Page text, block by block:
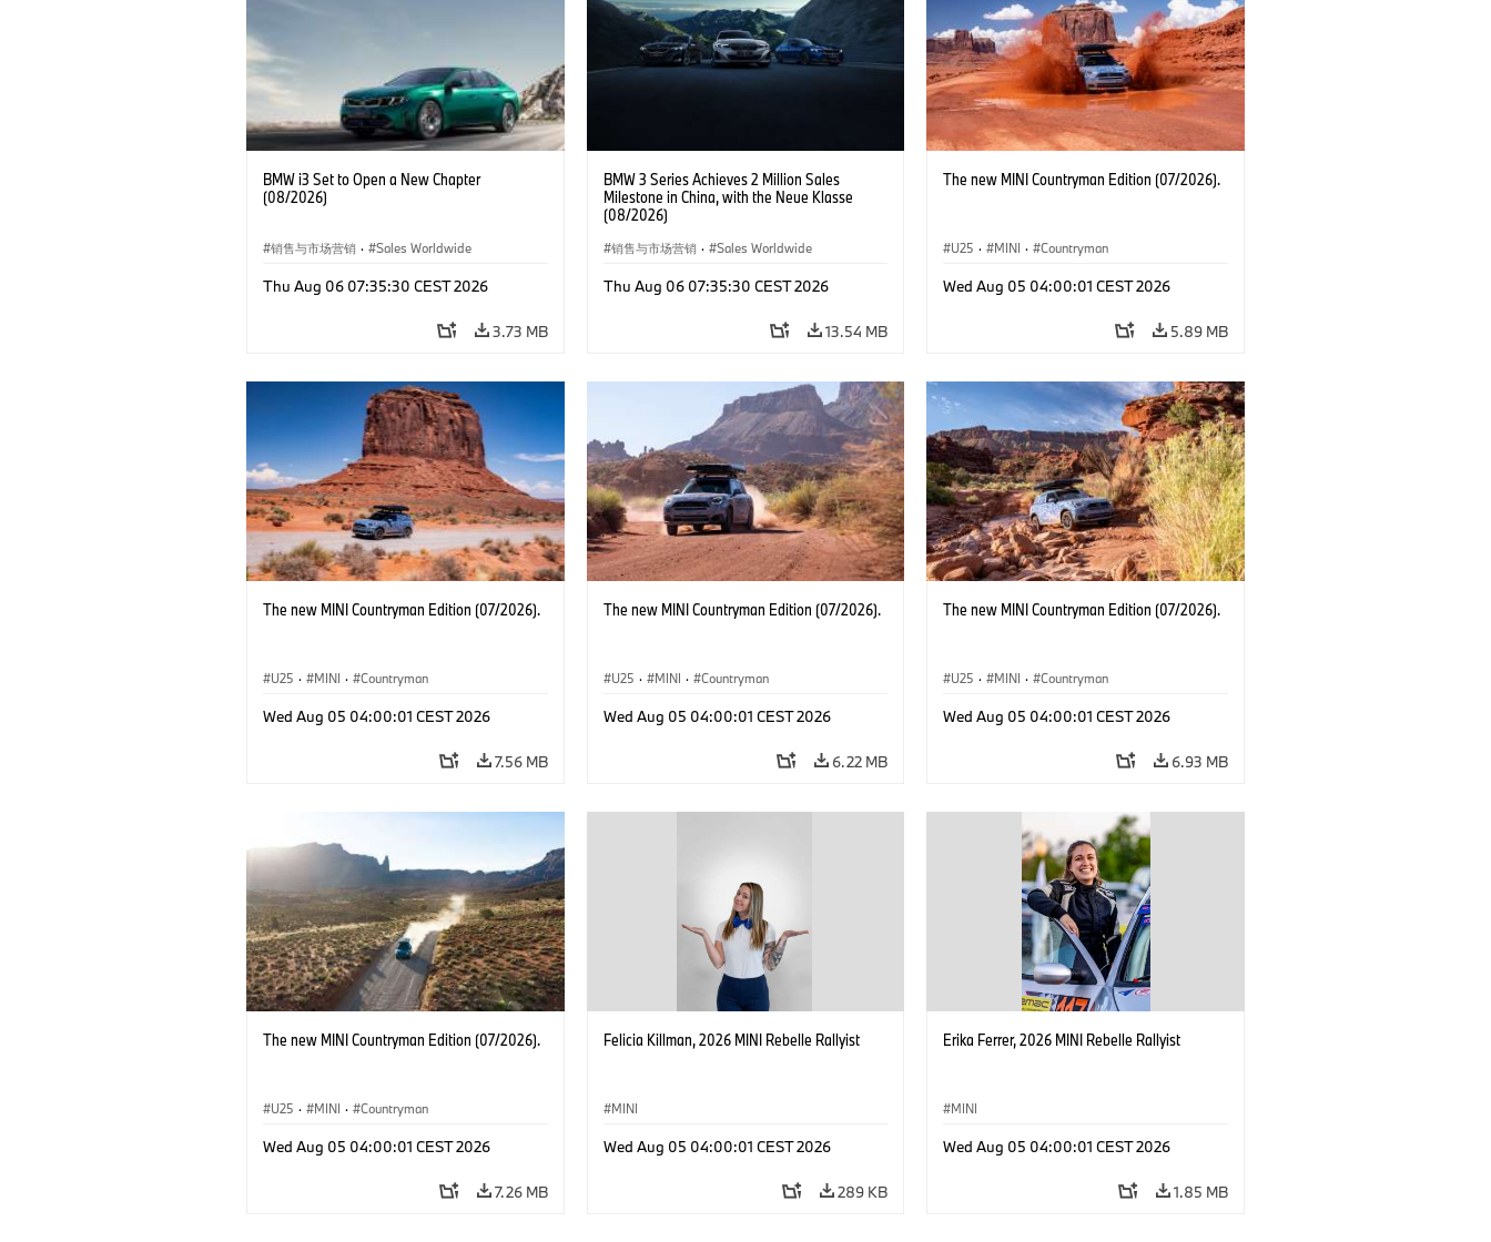
BMW i3 Set to Open a New Chapter
(08/2026)
销售与市场营销 · Sales Worldwide
Thu Aug 06 07:35:30 CEST 2026
3.73 MB
BMW 3 Series Achieves 2 Million Sales
Milestone in China, with the Neue Klasse
(08/2026)
销售与市场营销 · Sales Worldwide
Thu Aug 06 07:35:30 CEST 2026
13.54 MB
The new MINI Countryman Edition (07/2026).
U25 · MINI · Countryman
Wed Aug 05 04:00:01 CEST 2026
5.89 MB
The new MINI Countryman Edition (07/2026).
U25 · MINI · Countryman
Wed Aug 05 04:00:01 CEST 2026
7.56 MB
The new MINI Countryman Edition (07/2026).
U25 · MINI · Countryman
Wed Aug 05 04:00:01 CEST 2026
6.22 MB
The new MINI Countryman Edition (07/2026).
U25 · MINI · Countryman
Wed Aug 05 04:00:01 CEST 2026
6.93 MB
The new MINI Countryman Edition (07/2026).
U25 · MINI · Countryman
Wed Aug 05 04:00:01 CEST 2026
7.26 MB
Felicia Killman, 2026 MINI Rebelle Rallyist
MINI
Wed Aug 05 04:00:01 CEST 2026
289 KB
Erika Ferrer, 2026 MINI Rebelle Rallyist
MINI
Wed Aug 05 04:00:01 CEST 2026
1.85 MB